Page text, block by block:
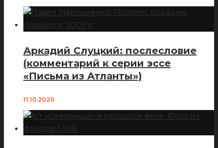
Аркадий Слуцкий: послесловие
(комментарий к серии эссе
«Письма из Атланты»)
11.10.2020